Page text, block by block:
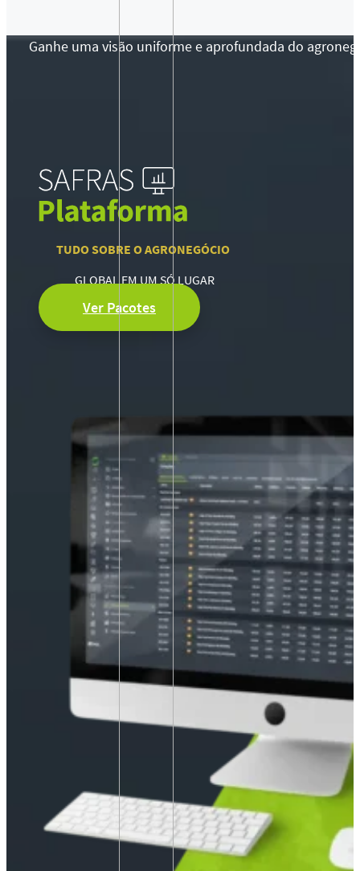
Ganhe uma visão uniforme e aprofundada do
TUDO SOBRE O AGRONEGÓCIO
GLOBAL EM UM SÓ LUGAR
Ver Pacotes